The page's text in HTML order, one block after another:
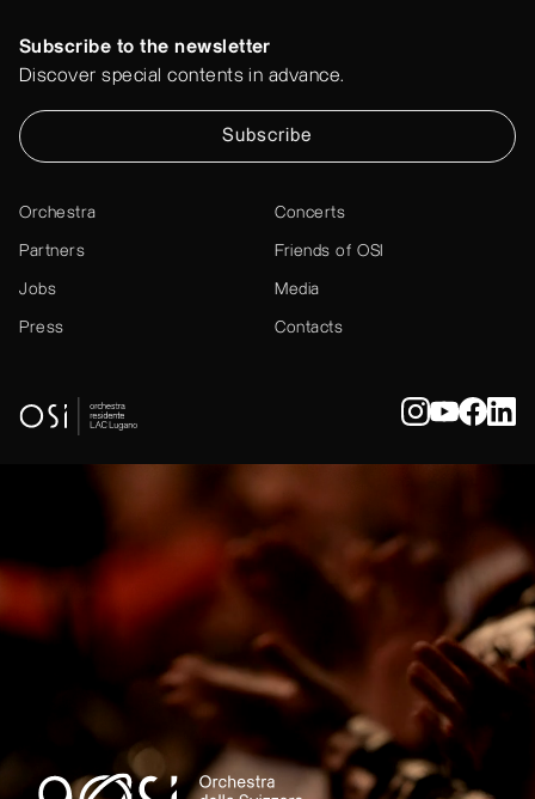
Subscribe to the newsletter
Discover special contents in advance.
Subscribe
Orchestra Concerts
Partners Friends of OSI
Jobs Media
Press Contacts